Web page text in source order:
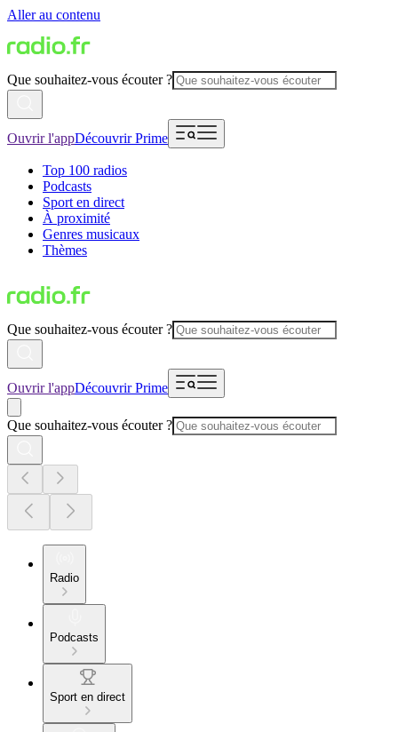
Aller au contenu
Que souhaitez-vous écouter ?
Ouvrir l'appDécouvrir Prime
Top 100 radios
Podcasts
Sport en direct
À proximité
Genres musicaux
Thèmes
Que souhaitez-vous écouter ?
Ouvrir l'appDécouvrir Prime
Que souhaitez-vous écouter ?
Radio
Podcasts
Sport en direct